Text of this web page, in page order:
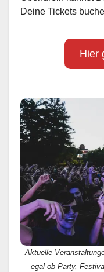
Deine Tickets
Hier
Aktuelle
egal ob Party,